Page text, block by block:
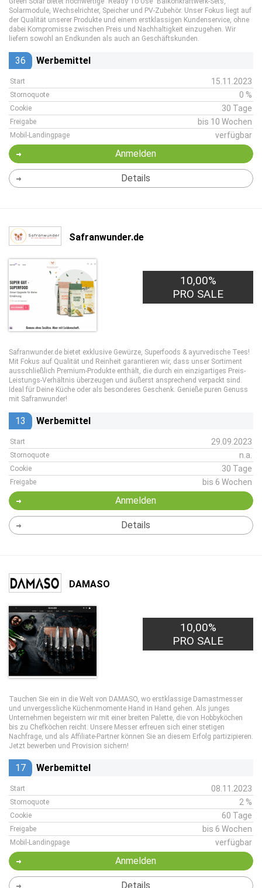
Solarmodule, Wechselrichter, Speicher und PV-Zubehör. Unser Fokus liegt auf
der Qualität unserer Produkte und einem erstklassigen Kundenservice, ohne
dabei Kompromisse zwischen Preis und Nachhaltigkeit einzugehen. Wir
liefern sowohl an Endkunden als auch an Geschäftskunden.
36 Werbemittel
Start 15.11.2023
Stornoquote 0 %
Cookie 30 Tage
Freigabe bis 10 Wochen
Mobil-Landingpage verfügbar
Anmelden
Details
Safranwunder.de
10,00%
PRO SALE
Safranwunder.de bietet exklusive Gewürze, Superfoods & ayurvedische Tees!
Mit Fokus auf Qualität und Reinheit garantieren wir, dass unser Sortiment
ausschließlich Premium-Produkte enthält, die durch ein einzigartiges Preis-
Leistungs-Verhältnis überzeugen und äußerst ansprechend verpackt sind.
Ideal für Deine Küche oder als besonderes Geschenk. Genieße puren Genuss
mit Safranwunder!
13 Werbemittel
Start 29.09.2023
Stornoquote n.a.
Cookie 30 Tage
Freigabe bis 6 Wochen
Anmelden
Details
DAMASO
10,00%
PRO SALE
Tauchen Sie ein in die Welt von DAMASO, wo erstklassige Damastmesser
und unvergessliche Küchenmomente Hand in Hand gehen. Als junges
Unternehmen begeistern wir mit einer breiten Palette, die von Hobbyköchen
bis zu Chefköchen reicht. Unsere Messer erfreuen sich einer stetigen
Nachfrage, und als Affiliate-Partner können Sie an diesem Erfolg partizipieren.
Jetzt bewerben und Provision sichern!
17 Werbemittel
Start 08.11.2023
Stornoquote 2 %
Cookie 60 Tage
Freigabe bis 6 Wochen
Mobil-Landingpage verfügbar
Anmelden
Details